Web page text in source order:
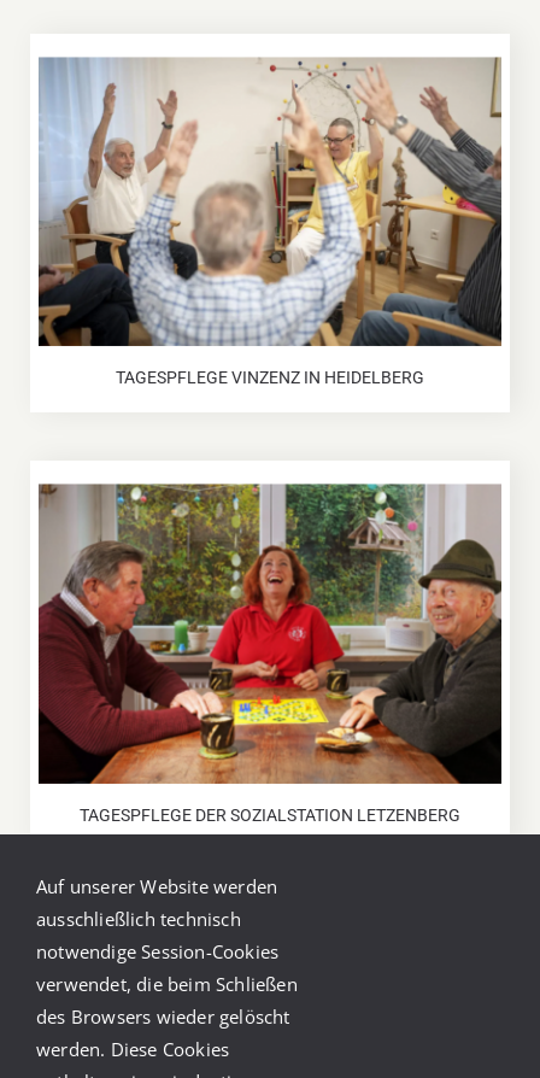
TAGESPFLEGE VINZENZ IN HEIDELBERG
TAGESPFLEGE DER SOZIALSTATION LETZENBERG
TAGESPFLEGE DER CARITAS SOZIALSTATION
WIESLOCH
Auf unserer Website werden
ausschließlich technisch
notwendige Session-Cookies
verwendet, die beim Schließen
des Browsers wieder gelöscht
werden. Diese Cookies